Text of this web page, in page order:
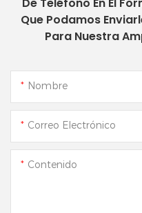
Que Podamos
Para Nuestra
Nombre
Correo Electrónico
Contenido